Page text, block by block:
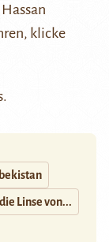
klicke
Linse von...